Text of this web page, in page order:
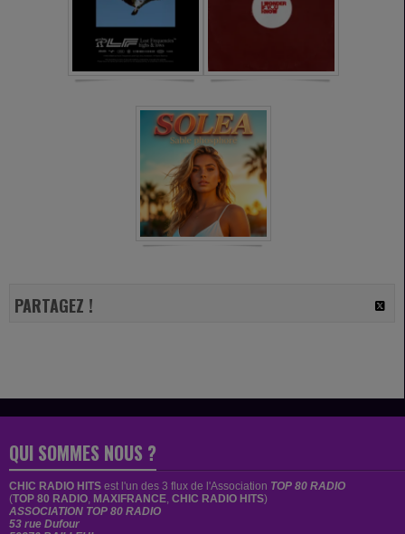
PARTAGEZ !
QUI SOMMES NOUS ?
CHIC RADIO HITS est l'un des 3 flux de l'Association TOP 80 RADIO
(TOP 80 RADIO, MAXIFRANCE, CHIC RADIO HITS)
ASSOCIATION TOP 80 RADIO
53 rue Dufour